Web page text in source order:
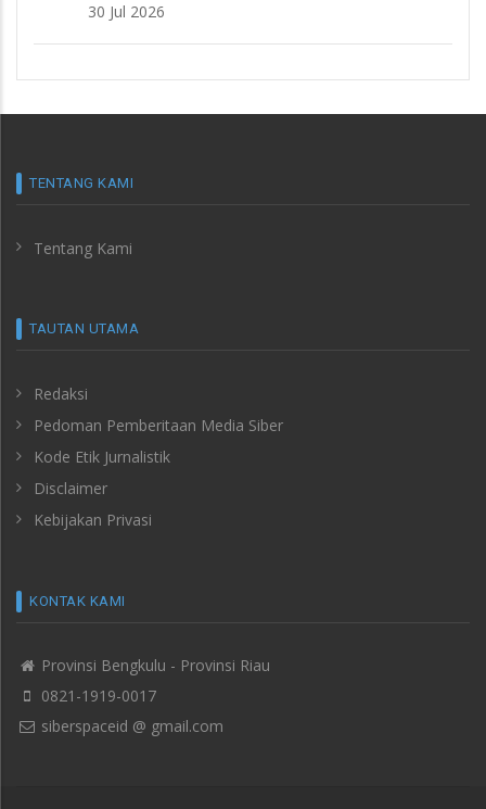
30 Jul 2026
TENTANG KAMI
Tentang Kami
TAUTAN UTAMA
Redaksi
Pedoman Pemberitaan Media Siber
Kode Etik Jurnalistik
Disclaimer
Kebijakan Privasi
KONTAK KAMI
Provinsi Bengkulu - Provinsi Riau
0821-1919-0017
siberspaceid @ gmail.com